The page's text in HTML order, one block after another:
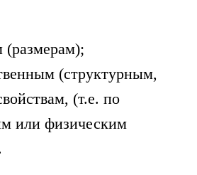
(размерам);
(структурным,
(т.е. по
или физическим